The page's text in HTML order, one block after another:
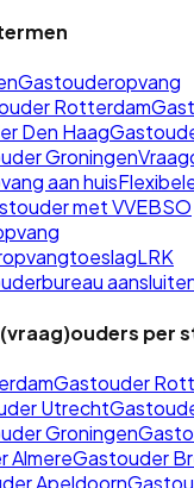
Gastouderopvang
Rotterdam
Den Haag
Groningen
aan huis
met VVEBSO
LRK
per
Gastouder
Utrecht
Groningen
AlmereGastouder
Apeldoorn